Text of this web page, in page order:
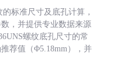
标准尺寸及底孔计算，
，并提供专业数据来源
螺纹底孔尺寸的常
荐值（Φ5.18mm），并